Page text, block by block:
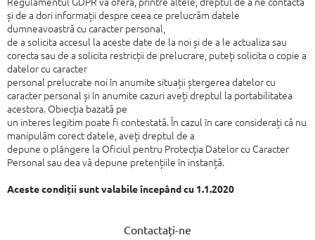
și de a dori informații despre ceea ce prelucrăm datele
dumneavoastră cu caracter personal,
de a solicita accesul la aceste date de la noi și de a le actualiza sau
corecta sau de a solicita restricții de prelucrare, puteți solicita o copie a
datelor cu caracter
personal prelucrate noi în anumite situații ștergerea datelor cu
caracter personal și în anumite cazuri aveți dreptul la portabilitatea
acestora. Obiecția bazată pe
un interes legitim poate fi contestată.În cazul în care considerați că nu
manipulăm corect datele, aveți dreptul de a
depune o plângere la Oficiul pentru Protecția Datelor cu Caracter
Personal sau dea vă depune pretențiile în instanță.
Aceste condiții sunt valabile începând cu 1.1.2020
Contactați-ne